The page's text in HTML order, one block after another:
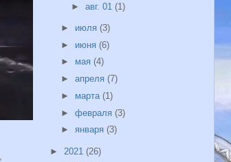
►авг. 01(1)
► июля (3)
► июня (6)
► мая (4)
► апреля (7)
► марта (1)
► февраля (3)
► января (3)
► 2021 (26)